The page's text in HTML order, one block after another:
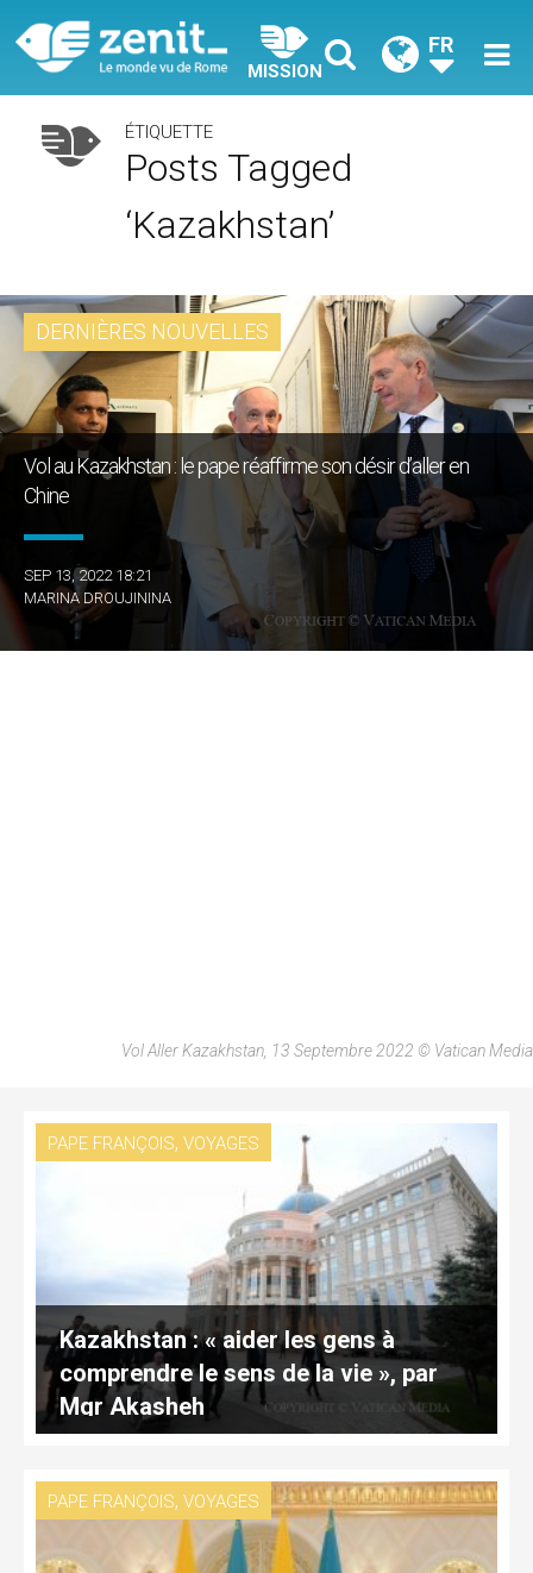
MISSION
FR
ÉTIQUETTE
Posts Tagged
‘Kazakhstan’
DERNIÈRES NOUVELLES
Vol au Kazakhstan : le pape réaffirme son désir d’aller en
Chine
SEP 13, 2022 18:21
MARINA DROUJININA
Vol Aller Kazakhstan, 13 Septembre 2022 © Vatican Media
PAPE FRANÇOIS, VOYAGES
Kazakhstan : « aider les gens à
comprendre le sens de la vie », par
Mgr Akasheh
PAPE FRANÇOIS, VOYAGES